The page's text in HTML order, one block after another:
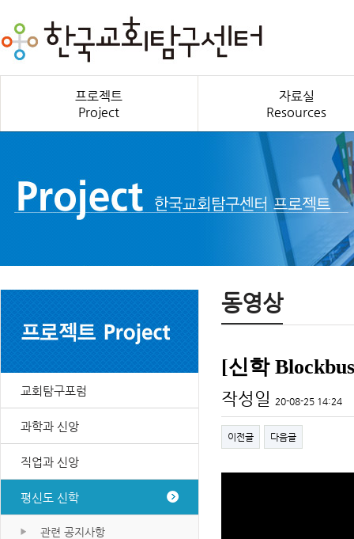
프로젝트
Project
자료실
Resources
교회탐구포럼
과학과 신앙
직업과 신앙
평신도 신학
관련 공지사항
동영상
[신학
작성일 20-08-25 14:24
이전글 다음글